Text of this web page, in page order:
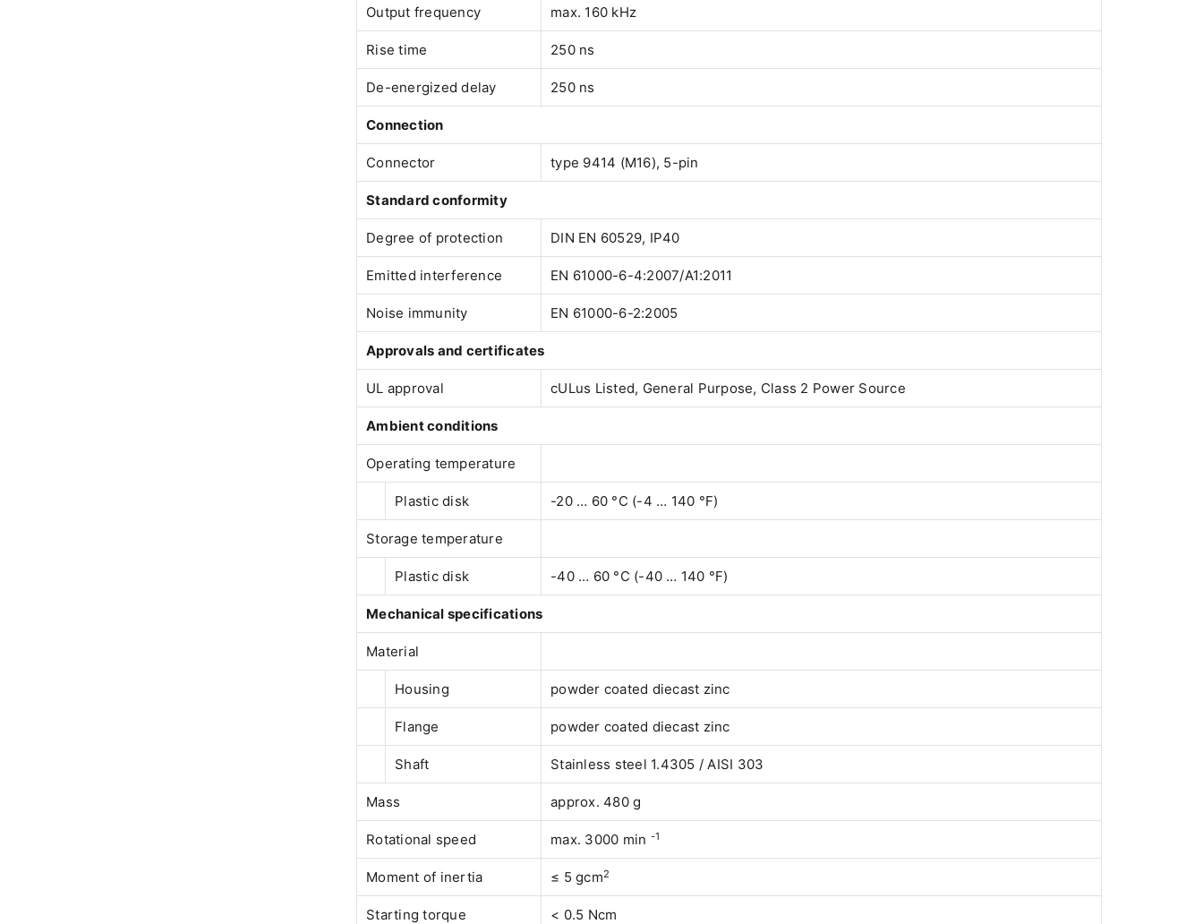
Output frequency max. 160 kHz
Rise time 250 ns
De-energized delay 250 ns
Connection
Connector type 9414 (M16), 5-pin
Standard conformity
Degree of protection DIN EN 60529, IP40
Emitted interference EN 61000-6-4:2007/A1:2011
Noise immunity EN 61000-6-2:2005
Approvals and certificates
UL approval cULus Listed, General Purpose, Class 2 Power Source
Ambient conditions
Operating temperature
Plastic disk -20 … 60 °C (-4 … 140 °F)
Storage temperature
Plastic disk -40 … 60 °C (-40 … 140 °F)
Mechanical specifications
Material
Housing powder coated diecast zinc
Flange powder coated diecast zinc
Shaft Stainless steel 1.4305 / AISI 303
Mass approx. 480 g
Rotational speed max. 3000 min -1
Moment of inertia ≤ 5 gcm2
Starting torque < 0.5 Ncm